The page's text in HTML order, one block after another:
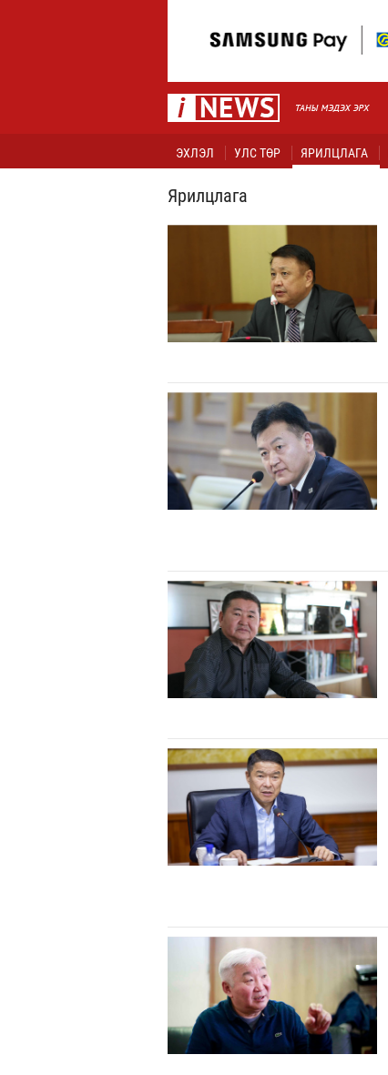
ЭХЛЭЛ УЛС ТӨР ЯРИЛЦЛАГА
Ярилцлага